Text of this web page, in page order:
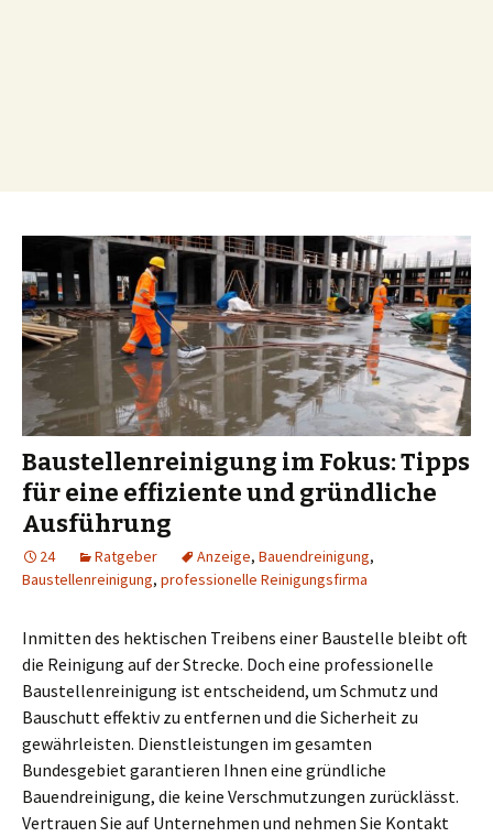
Baustellenreinigung im Fokus: Tipps
für eine effiziente und gründliche
Ausführung
24 Ratgeber Anzeige, Bauendreinigung,
Baustellenreinigung, professionelle Reinigungsfirma
Inmitten des hektischen Treibens einer Baustelle bleibt oft
die Reinigung auf der Strecke. Doch eine professionelle
Baustellenreinigung ist entscheidend, um Schmutz und
Bauschutt effektiv zu entfernen und die Sicherheit zu
gewährleisten. Dienstleistungen im gesamten
Bundesgebiet garantieren Ihnen eine gründliche
Bauendreinigung, die keine Verschmutzungen zurücklässt.
Vertrauen Sie auf Unternehmen und nehmen Sie Kontakt